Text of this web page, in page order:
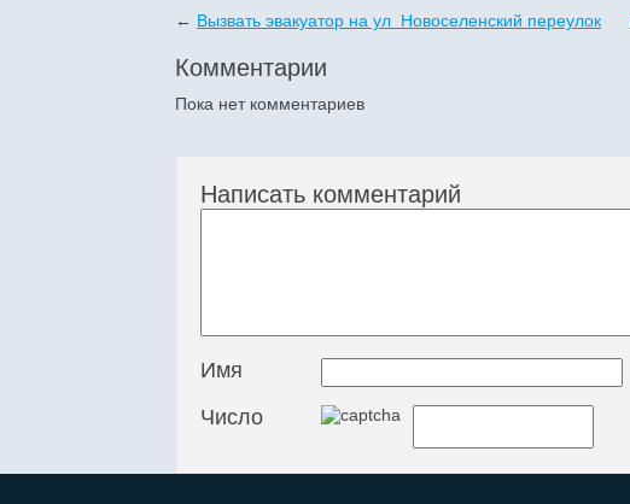
← Вызвать эвакуатор на ул Новоселенский переулок
Комментарии
Пока нет комментариев
Написать комментарий
Имя
Число